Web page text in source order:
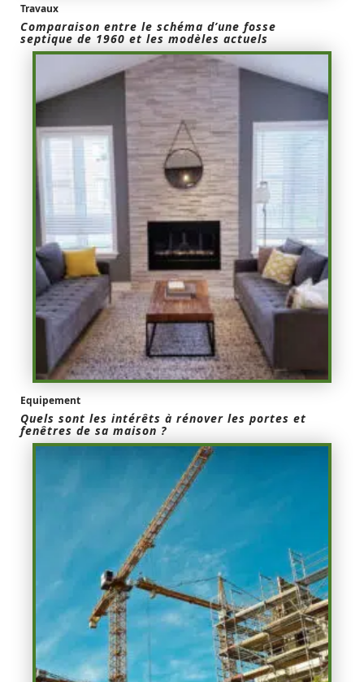
Travaux
Comparaison entre le schéma d’une fosse
septique de 1960 et les modèles actuels
Equipement
Quels sont les intérêts à rénover les portes et
fenêtres de sa maison ?